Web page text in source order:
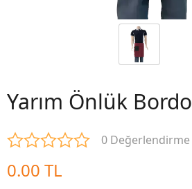
Yarım Önlük Bordo
0 Değerlendirme
0.00 TL